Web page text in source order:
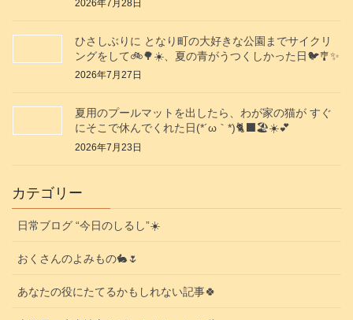
2026年7月28日
ひさしぶりに となり町の大好きな公園までサイクリ
ングをして🚲️🌳☀️、夏の青がうつくしかった日🐦️🎐✨️
2026年7月27日
夏用のプールマットを出したら、わが家の猫が すぐ
にそこで休んでくれた日(⁠*⁠´⁠ω⁠｀⁠*⁠)🐈‍⬛🏖️☀️💕
2026年7月23日
カテゴリー
日常ブログ “今日のしるし”☀️
おくさんのよみもの🐇🌷
あなたの役にたてるかもしれない記事🍀